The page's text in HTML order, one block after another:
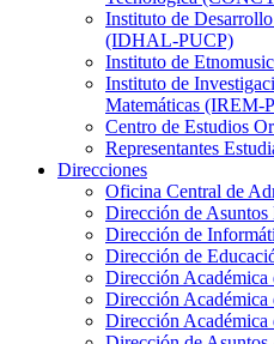
Instituto de
(IDHAL-PUCP)
Instituto de
Instituto de
Matemáticas (IREM-
Centro de Estudios
Representantes
Direcciones
Oficina Central de
Dirección de Asuntos
Dirección de
Dirección de
Dirección Académica
Dirección Académica
Dirección Académica